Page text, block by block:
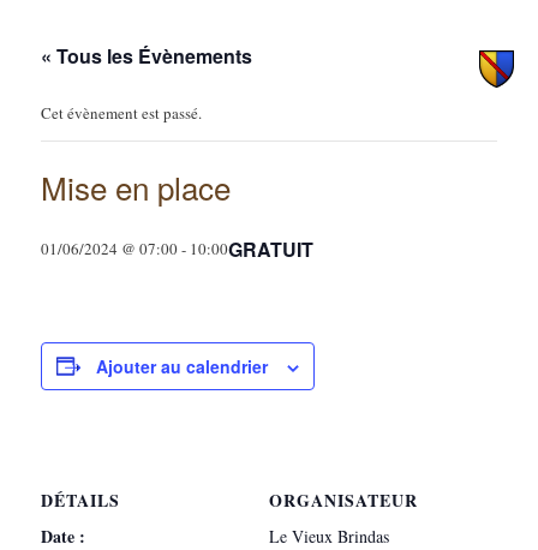
« Tous les Évènements
Cet évènement est passé.
Mise en place
01/06/2024 @ 07:00- 10:00GRATUIT
Ajouter au calendrier
DÉTAILS
Date :
ORGANISATEUR
Le Vieux Brindas